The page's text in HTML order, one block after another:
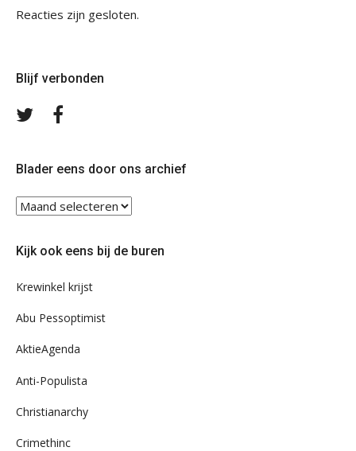
Reacties zijn gesloten.
Blijf verbonden
Volg
Blader eens door ons archief
Blader
eens
ons
Kijk ook eens bij de buren
Krewinkel krijst
Abu Pessoptimist
AktieAgenda
Anti-Populista
Christianarchy
Crimethinc